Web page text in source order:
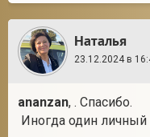
Наталья
23.12.2024 в
ananzan, . Спасибо.
Иногда один